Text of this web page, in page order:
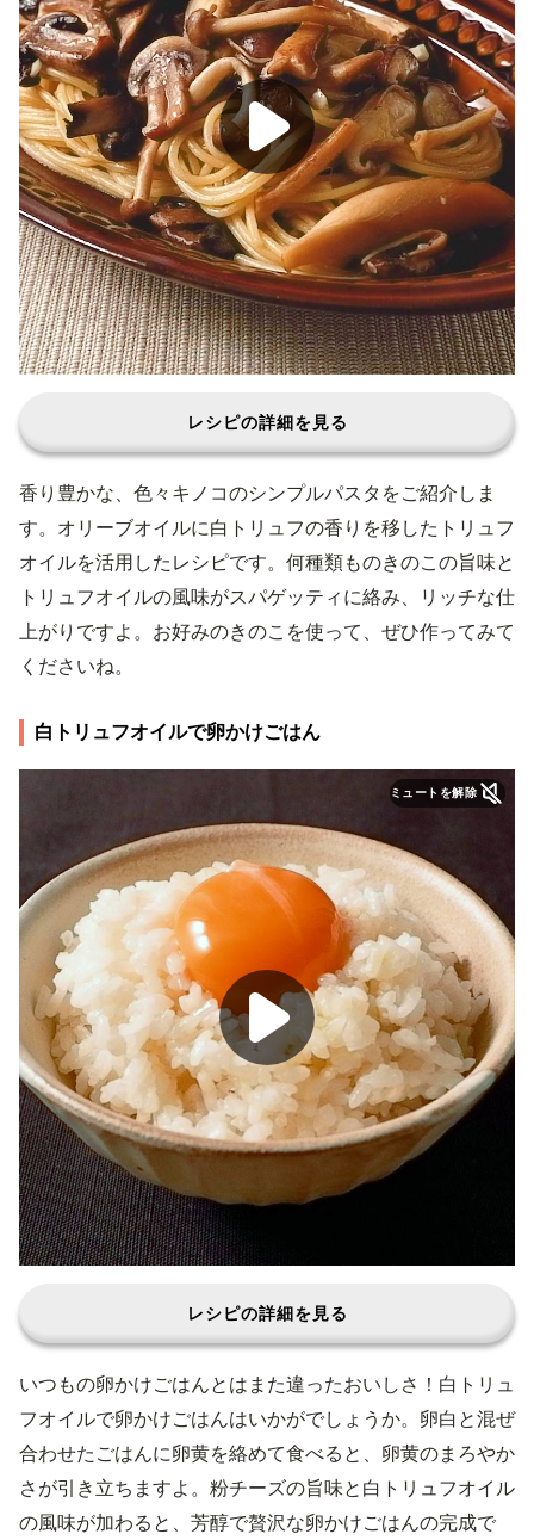
レシピの詳細を見る
香り豊かな、色々キノコのシンプルパスタをご紹介しま
す。オリーブオイルに白トリュフの香りを移したトリュフ
オイルを活用したレシピです。何種類ものきのこの旨味と
トリュフオイルの風味がスパゲッティに絡み、リッチな仕
上がりですよ。お好みのきのこを使って、ぜひ作ってみて
くださいね。
白トリュフオイルで卵かけごはん
ミュートを解除
レシピの詳細を見る
いつもの卵かけごはんとはまた違ったおいしさ！白トリュ
フオイルで卵かけごはんはいかがでしょうか。卵白と混ぜ
合わせたごはんに卵黄を絡めて食べると、卵黄のまろやか
さが引き立ちますよ。粉チーズの旨味と白トリュフオイル
の風味が加わると、芳醇で贅沢な卵かけごはんの完成で